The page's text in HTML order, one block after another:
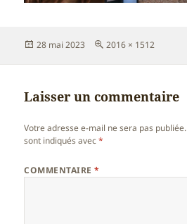
Publié
28 mai 2023
Taille
2016 × 1512
Laisser un commentaire
Votre adresse e-mail ne sera pas publiée.
sont indiqués avec*
COMMENTAIRE*